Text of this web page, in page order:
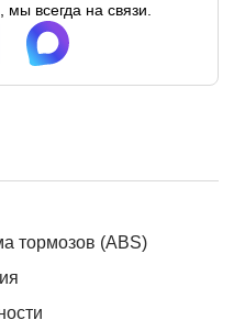
всегда на связи.
тормозов (ABS)